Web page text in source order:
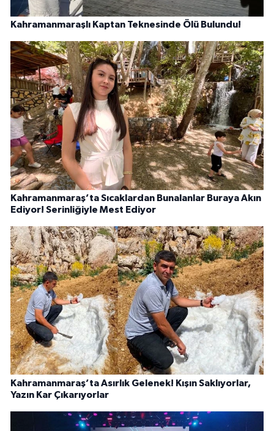
Kahramanmaraşlı Kaptan Teknesinde Ölü Bulundu!
Kahramanmaraş’ta Sıcaklardan Bunalanlar Buraya Akın
Ediyor! Serinliğiyle Mest Ediyor
Kahramanmaraş’ta Asırlık Gelenek! Kışın Saklıyorlar,
Yazın Kar Çıkarıyorlar